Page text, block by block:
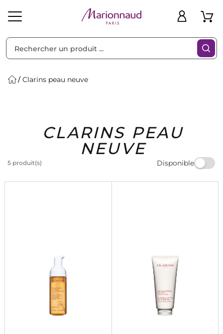
Solaire Homme Marques Idées
Cadeaux
Bons
Plans
Clarins peau neuve
CLARINS PEAU
NEUVE
5 produit(s) Disponible
Filtres